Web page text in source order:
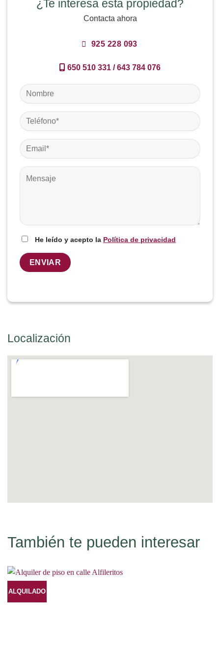
¿Te interesa esta propiedad?
Contacta ahora
925 228 093
650 510 331 / 643 784 076
He leído y acepto la Política de privacidad
Localización
También te pueden interesar
ALQUILADO